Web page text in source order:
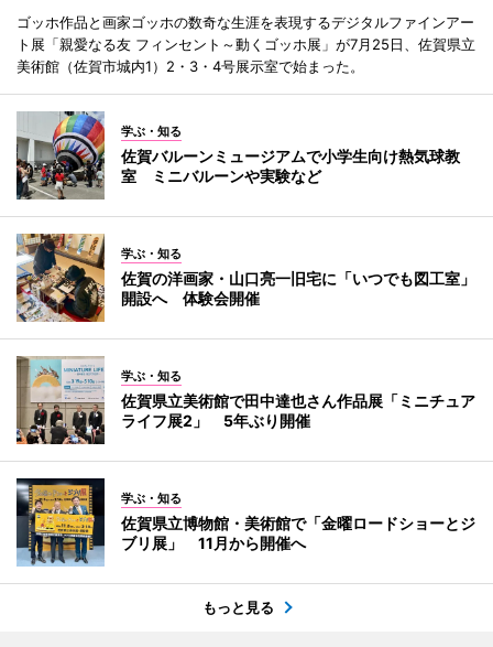
ゴッホ作品と画家ゴッホの数奇な生涯を表現するデジタルファインアー
ト展「親愛なる友 フィンセント～動くゴッホ展」が7月25日、佐賀県立
美術館（佐賀市城内1）2・3・4号展示室で始まった。
学ぶ・知る
佐賀バルーンミュージアムで小学生向け熱気球教
室 ミニバルーンや実験など
学ぶ・知る
佐賀の洋画家・山口亮一旧宅に「いつでも図工室」
開設へ 体験会開催
学ぶ・知る
佐賀県立美術館で田中達也さん作品展「ミニチュア
ライフ展2」 5年ぶり開催
学ぶ・知る
佐賀県立博物館・美術館で「金曜ロードショーとジ
ブリ展」 11月から開催へ
もっと見る